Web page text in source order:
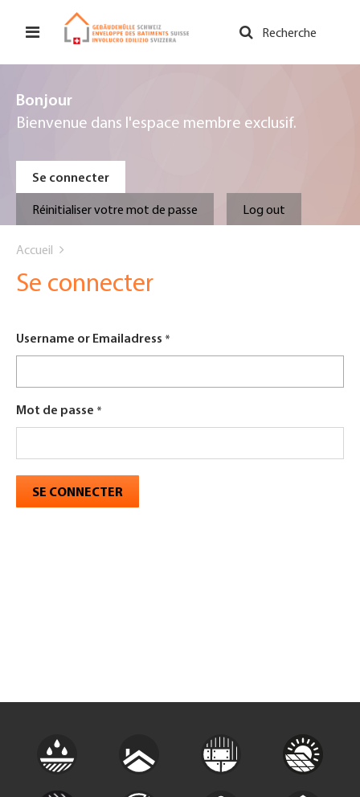
principal
Recherche
Bonjour
Bienvenue dans l'espace membre exclusif.
Primary
tabs
Se connecter
Réinitialiser votre mot de passe Log out
are
here
Accueil
Se connecter
Username or Emailadress
Mot de passe
SE CONNECTER